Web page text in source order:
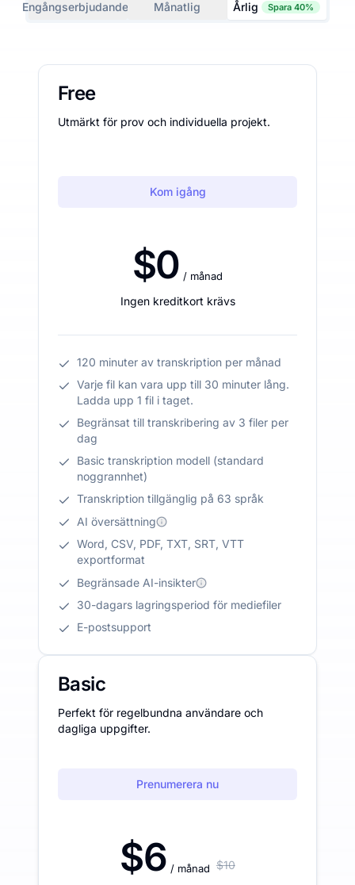
Engångserbjudanden Månatlig Årlig Spara 40%
Free
Utmärkt för prov och individuella projekt.
Kom igång
$0 / månad
Ingen kreditkort krävs
120 minuter av transkription per månad
Varje fil kan vara upp till 30 minuter lång.
Ladda upp 1 fil i taget.
Begränsat till transkribering av 3 filer per
dag
Basic transkription modell (standard
noggrannhet)
Transkription tillgänglig på 63 språk
AI översättning
Word, CSV, PDF, TXT, SRT, VTT
exportformat
Begränsade AI-insikter
30-dagars lagringsperiod för mediefiler
E-postsupport
Basic
Perfekt för regelbundna användare och
dagliga uppgifter.
Prenumerera nu
$6 / månad $10